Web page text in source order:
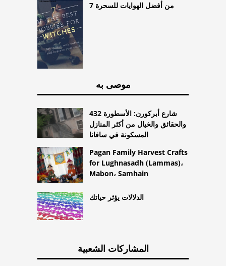
7 من أفضل الهوايات للسحرة
موصى به
432 شارع أبركورن: الأسطورة
والحقائق والخيال من أكثر المنازل
المسكونة في سافانا
Pagan Family Harvest Crafts
for Lughnasadh (Lammas)،
Mabon، Samhain
الدلالات يؤثر حياتك
المشاركات الشعبية